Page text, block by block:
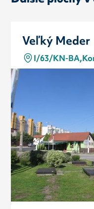
Veľký Meder
I/63/KN-